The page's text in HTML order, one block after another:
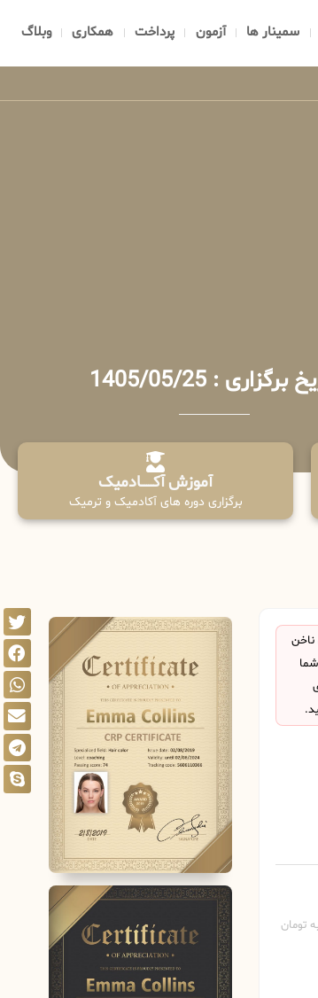
سمینار ها آزمون پرداخت همکاری وبلاگ
برگزاری : 1405/05/25
آموزش آکـــــــادمیک
برگزاری دوره های آکادمیک و ترمیک
تومان